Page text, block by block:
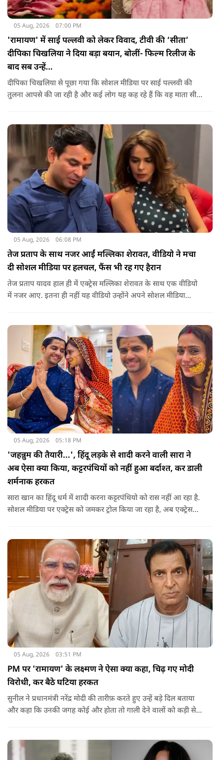
05 Aug, 2026 07:00 PM
'रामायण' में साई पल्लवी को लेकर विवाद, टीवी की ‘सीता’
दीपिका चिखलिया ने दिया बड़ा बयान, बोलीं- फिल्म रिलीज के
बाद सब उन्हें…
दीपिका चिखलिया से पूछा गया कि सोशल मीडिया पर साई पल्लवी की
तुलना आपसे की जा रही है और कई लोग यह कह रहे हैं कि वह माता सीता
के प्यार के रूप में देखती हैं.
05 Aug, 2026 06:08 PM
तेज प्रताप के साथ नजर आईं मल्लिका शेरावत, वीडियो ने मचा
दी सोशल मीडिया पर हलचल, फैंस भी रह गए हैरान
तेज प्रताप यादव हाल ही में एक्ट्रेस मल्लिका शेरावत के साथ एक वीडियो
में नजर आए. इतना ही नहीं यह वीडियो उन्होंने अपने सोशल मीडिया
05 Aug, 2026 05:18 PM
'जहन्नुम की तैयारी...', हिंदू लड़के से शादी करने वाली सारा ने
अब ऐसा क्या किया, कट्टरपंथियों को नहीं हुआ बर्दाश्त, कर डाली
शर्मनाक हरकत
सारा खान का हिंदू धर्म में शादी करना कट्टरपंथियो को रास नहीं आ रहा है.
सोशल मीडिया पर एक्ट्रेस को जमकर ट्रोल किया जा रहा है, अब एक्ट्रेस
05 Aug, 2026 03:51 PM
PM पर 'रामायण' के लक्ष्मण ने ऐसा क्या कहा, चिढ़ गए मोदी
विरोधी, कर बैठे घटिया हरकत
सुनील ने प्रधानमंत्री नरेंद्र मोदी की तारीफ़ करते हुए उन्हें बड़े दिल बताया
और कहा कि उनकी जगह कोई और होता तो गाली देने वालों को कड़ी से